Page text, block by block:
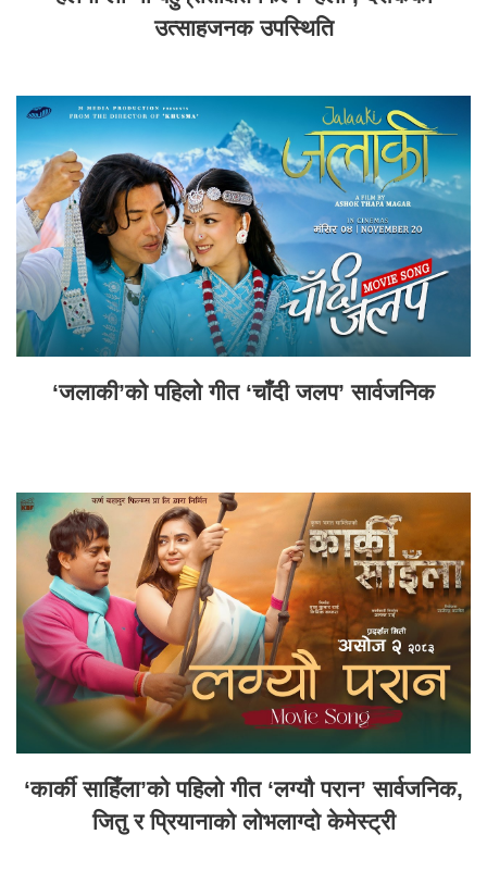
उत्साहजनक उपस्थिति
‘जलाकी’को पहिलो गीत ‘चाँदी जलप’ सार्वजनिक
‘कार्की साहिँला’को पहिलो गीत ‘लग्यौ परान’ सार्वजनिक,
जितु र प्रियानाको लोभलाग्दो केमेस्ट्री